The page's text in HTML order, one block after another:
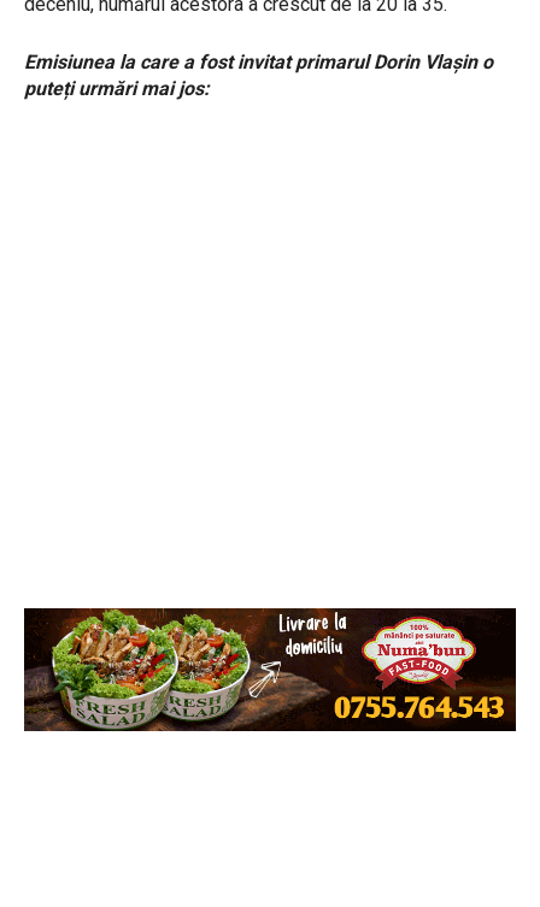
Emisiunea la care a fost invitat primarul Dorin Vlașin o
puteți urmări mai jos: